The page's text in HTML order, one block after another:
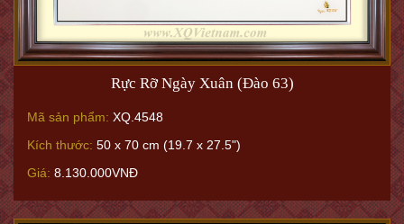
Rực Rỡ Ngày Xuân (Đào 63)
Mã sản phẩm: XQ.4548
Kích thước: 50 x 70 cm (19.7 x 27.5")
Giá: 8.130.000VNĐ